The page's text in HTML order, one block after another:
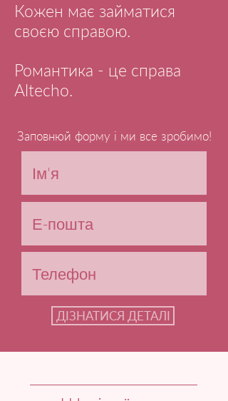
Кожен має займатися
своєю справою.
Романтика - це справа
Altecho.
Заповнюй форму і ми все зробимо!
ДІЗНАТИСЯ ДЕТАЛІ